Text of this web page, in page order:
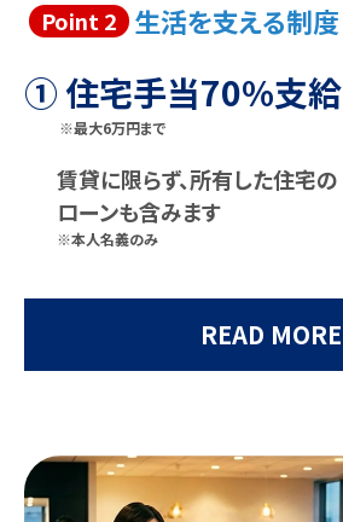
Point 2 生活を支える制度
① 住宅手当70%支給
※最大6万円まで
賃貸に限らず、所有した住宅の
ローンも含みます
※本人名義のみ
READ MORE